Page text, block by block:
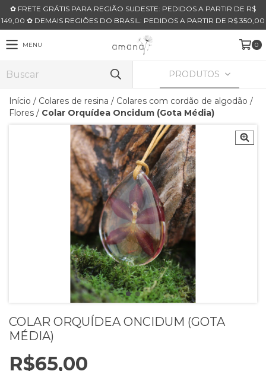
✿ FRETE GRÁTIS PARA REGIÃO SUDESTE: PEDIDOS A PARTIR DE R$
149,00 ✿ DEMAIS REGIÕES DO BRASIL: PEDIDOS A PARTIR DE R$ 350,00
MENU 0
PRODUTOS
Início / Colares de resina / Colares com cordão de algodão /
Flores / Colar Orquídea Oncidum (Gota Média)
COLAR ORQUÍDEA ONCIDUM (GOTA
MÉDIA)
R$65,00